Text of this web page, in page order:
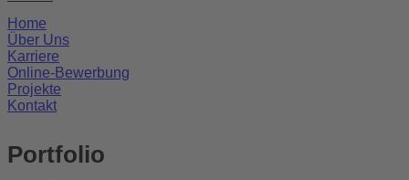
Home
Über Uns
Karriere
Online-Bewerbung
Projekte
Kontakt
Portfolio